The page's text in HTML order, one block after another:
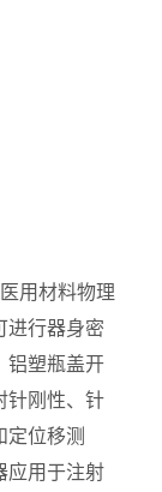
用材料物理
进行器身密
铝塑瓶盖开
针刚性、针
定位移测
应用于注射